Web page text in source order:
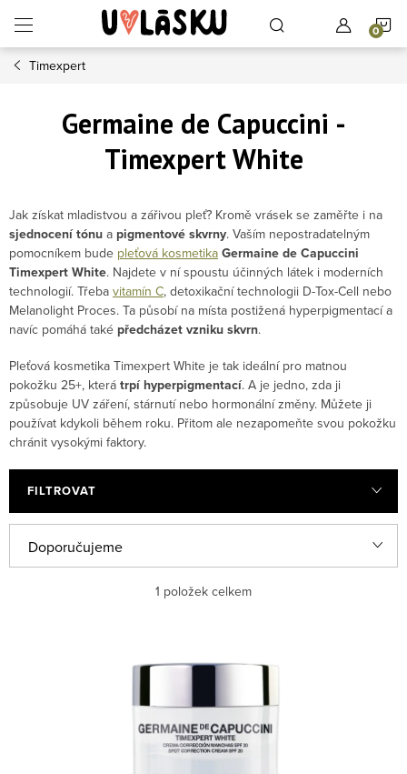
Timexpert
Germaine de Capuccini -
Timexpert White
Jak získat mladistvou a zářivou pleť? Kromě vrásek se zaměřte i na
sjednocení tónu a pigmentové skvrny. Vaším nepostradatelným
pomocníkem bude pleťová kosmetika Germaine de Capuccini
Timexpert White. Najdete v ní spoustu účinných látek i moderních
technologií. Třeba vitamín C, detoxikační technologii D-Tox-Cell nebo
Melanolight Proces. Ta působí na místa postižená hyperpigmentací a
navíc pomáhá také předcházet vzniku skvrn.
Pleťová kosmetika Timexpert White je tak ideální pro matnou
pokožku 25+, která trpí hyperpigmentací. A je jedno, zda ji
způsobuje UV záření, stárnutí nebo hormonální změny. Můžete ji
používat kdykoli během roku. Přitom ale nezapomeňte svou pokožku
chránit vysokými faktory.
FILTROVAT
Řazení produktů
Doporučujeme
1 položek celkem